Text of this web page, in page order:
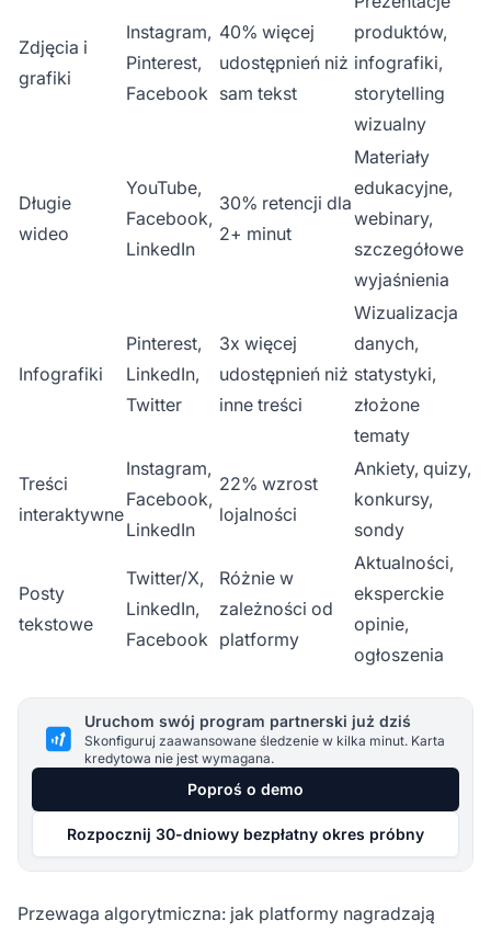
Zdjęcia i
grafiki
Instagram,
Pinterest,
Facebook
40% więcej
udostępnień niż
sam tekst
produktów,
infografiki,
storytelling
wizualny
Długie
wideo
YouTube,
Facebook,
LinkedIn
30% retencji dla
2+ minut
Materiały
edukacyjne,
webinary,
szczegółowe
wyjaśnienia
Infografiki
Pinterest,
LinkedIn,
Twitter
3x więcej
udostępnień niż
inne treści
Wizualizacja
danych,
statystyki,
złożone
tematy
Treści
interaktywne
Instagram,
Facebook,
LinkedIn
22% wzrost
lojalności
Ankiety, quizy,
konkursy,
sondy
Posty
tekstowe
Twitter/X,
LinkedIn,
Facebook
Różnie w
zależności od
platformy
Aktualności,
eksperckie
opinie,
ogłoszenia
Uruchom swój program partnerski już dziś
Skonfiguruj zaawansowane śledzenie w kilka minut. Karta
kredytowa nie jest wymagana.
Poproś o demo
Rozpocznij 30-dniowy bezpłatny okres próbny
Przewaga algorytmiczna: jak platformy nagradzają